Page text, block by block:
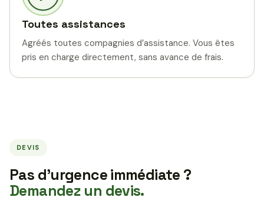
Toutes assistances
Agréés toutes compagnies d’assistance. Vous êtes
pris en charge directement, sans avance de frais.
DEVIS
Pas d’urgence immédiate ?
Demandez un devis.